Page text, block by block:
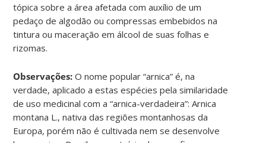
tópica sobre a área afetada com auxílio de um
pedaço de algodão ou compressas embebidos na
tintura ou maceração em álcool de suas folhas e
rizomas.
Observações: O nome popular “arnica” é, na
verdade, aplicado a estas espécies pela similaridade
de uso medicinal com a “arnica-verdadeira”: Arnica
montana L., nativa das regiões montanhosas da
Europa, porém não é cultivada nem se desenvolve